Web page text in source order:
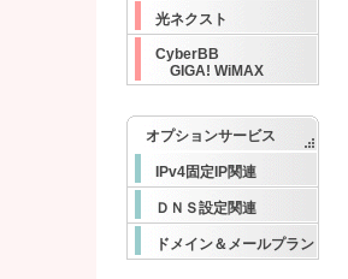
光ネクスト
CyberBB
GIGA! WiMAX
オプションサービス
IPv4固定IP関連
ＤＮＳ設定関連
ドメイン＆メールプラン